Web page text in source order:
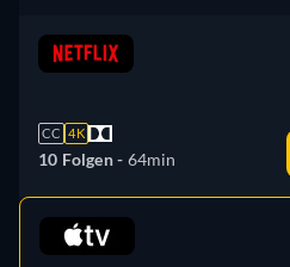
CC 4K
10 Folgen - 64min